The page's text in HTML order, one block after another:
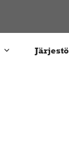
Järjestö